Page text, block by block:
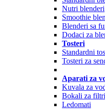
Nutri blenderi
Smoothie
Blenderi sa
Dodaci za
Tosteri
Standardni
Tosteri za
Aparati za
Kuvala za
Bokali za
Ledomati